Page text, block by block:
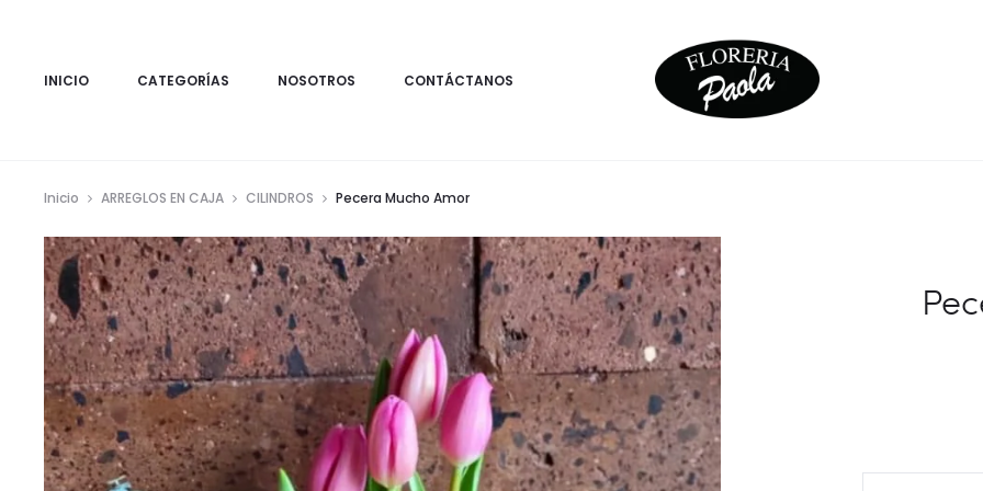
INICIO CATEGORÍAS NOSOTROS CONTÁCTANOS
Inicio ARREGLOS EN CAJA CILINDROS Pecera Mucho Amor